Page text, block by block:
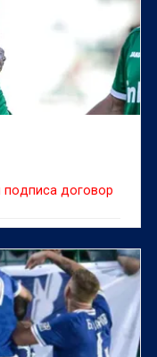
подписа договор